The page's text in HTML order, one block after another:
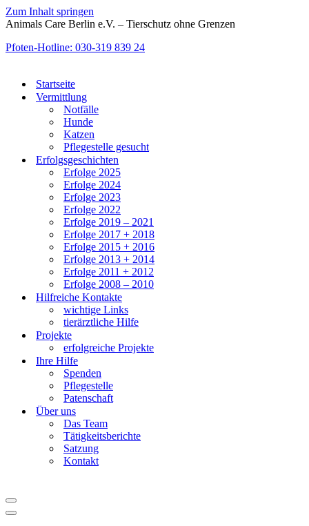
Zum Inhalt springen
Animals Care Berlin e.V. – Tierschutz ohne Grenzen
Pfoten-Hotline: 030-319 839 24
Startseite
Vermittlung
Notfälle
Hunde
Katzen
Pflegestelle gesucht
Erfolgsgeschichten
Erfolge 2025
Erfolge 2024
Erfolge 2023
Erfolge 2022
Erfolge 2019 – 2021
Erfolge 2017 + 2018
Erfolge 2015 + 2016
Erfolge 2013 + 2014
Erfolge 2011 + 2012
Erfolge 2008 – 2010
Hilfreiche Kontakte
wichtige Links
tierärztliche Hilfe
Projekte
erfolgreiche Projekte
Ihre Hilfe
Spenden
Pflegestelle
Patenschaft
Über uns
Das Team
Tätigkeitsberichte
Satzung
Kontakt
Navigationsmenü
Navigationsmenü